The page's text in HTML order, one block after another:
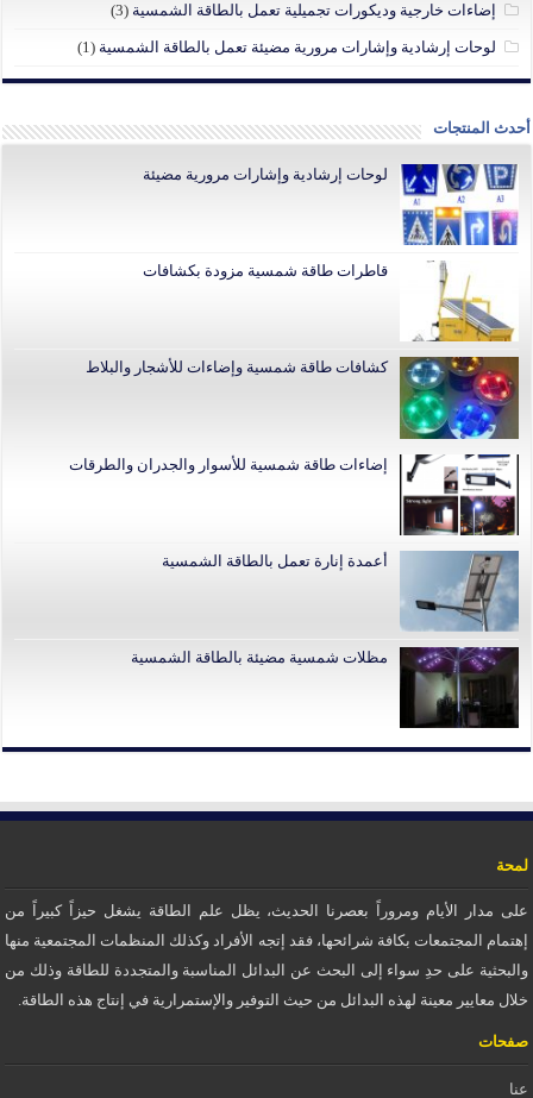
إضاءات خارجية وديكورات تجميلية تعمل بالطاقة الشمسية (3)
لوحات إرشادية وإشارات مرورية مضيئة تعمل بالطاقة الشمسية (1)
أحدث المنتجات
لوحات إرشادية وإشارات مرورية مضيئة
قاطرات طاقة شمسية مزودة بكشافات
كشافات طاقة شمسية وإضاءات للأشجار والبلاط
إضاءات طاقة شمسية للأسوار والجدران والطرقات
أعمدة إنارة تعمل بالطاقة الشمسية
مظلات شمسية مضيئة بالطاقة الشمسية
لمحة
على مدار الأيام ومروراً بعصرنا الحديث، يظل علم الطاقة يشغل حيزاً كبيراً من
إهتمام المجتمعات بكافة شرائحها، فقد إتجه الأفراد وكذلك المنظمات المجتمعية منها
والبحثية على حدِ سواء إلى البحث عن البدائل المناسبة والمتجددة للطاقة وذلك من
خلال معايير معينة لهذه البدائل من حيث التوفير والإستمرارية في إنتاج هذه الطاقة.
صفحات
عنا